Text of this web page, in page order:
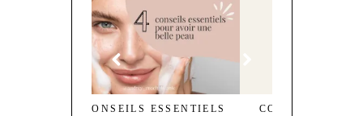
COMMENT CHOISIR LE